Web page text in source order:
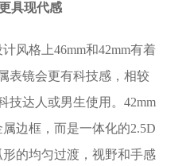
具现代感
风格上46mm和42mm有着
表镜会更有科技感，相较
技达人或男生使用。42mm
边框，而是一体化的2.5D
的均匀过渡，视野和手感